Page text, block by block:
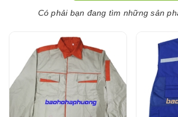
Có phải bạn đang tìm những sản